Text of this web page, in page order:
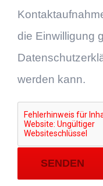
die Einwilligung
werden kann.